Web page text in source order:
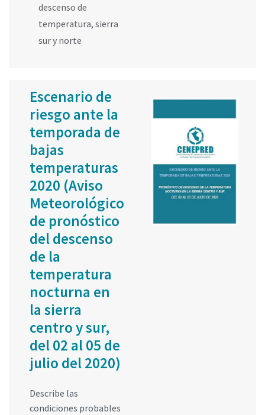
descenso de
temperatura, sierra
sur y norte
Escenario de
riesgo ante la
temporada de
bajas
temperaturas
2020 (Aviso
Meteorológico
de pronóstico
del descenso
de la
temperatura
nocturna en
la sierra
centro y sur,
del 02 al 05 de
julio del 2020)
Describe las
condiciones probables